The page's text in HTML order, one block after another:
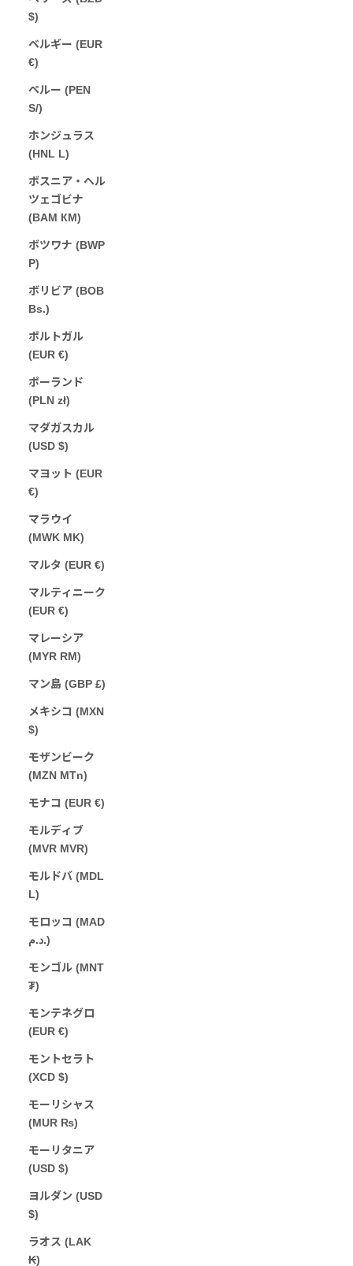
$)
ベルギー (EUR
€)
ペルー (PEN
S/)
ホンジュラス
(HNL L)
ボスニア・ヘル
ツェゴビナ
(BAM КМ)
ボツワナ (BWP
P)
ボリビア (BOB
Bs.)
ポルトガル
(EUR €)
ポーランド
(PLN zł)
マダガスカル
(USD $)
マヨット (EUR
€)
マラウイ
(MWK MK)
マルタ (EUR €)
マルティニーク
(EUR €)
マレーシア
(MYR RM)
マン島 (GBP £)
メキシコ (MXN
$)
モザンビーク
(MZN MTn)
モナコ (EUR €)
モルディブ
(MVR MVR)
モルドバ (MDL
L)
モロッコ (MAD
د.م.)
モンゴル (MNT
₮)
モンテネグロ
(EUR €)
モントセラト
(XCD $)
モーリシャス
(MUR ₨)
モーリタニア
(USD $)
ヨルダン (USD
$)
ラオス (LAK
₭)